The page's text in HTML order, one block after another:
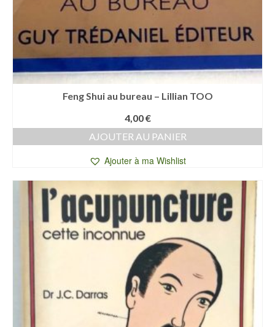
Feng Shui au bureau – Lillian TOO
4,00€
AJOUTER AU PANIER
Ajouter à ma Wishlist